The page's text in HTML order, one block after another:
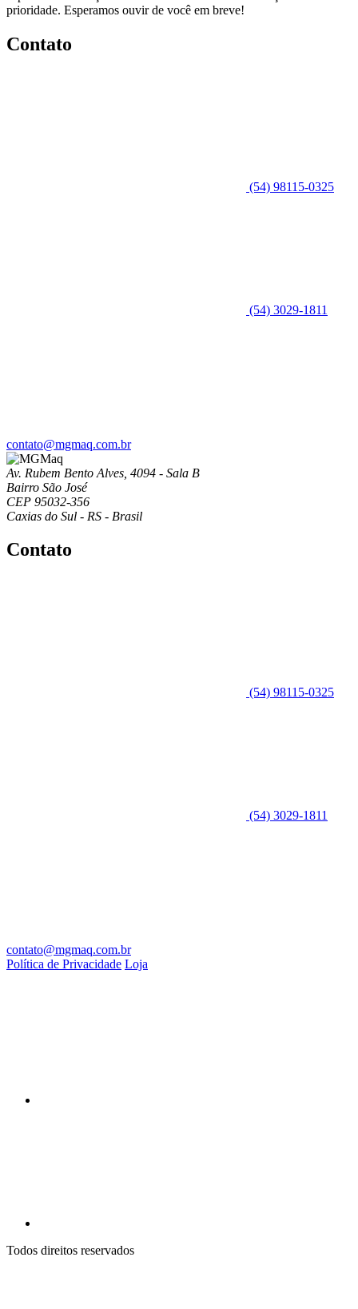
prioridade. Esperamos ouvir de você em breve!
Contato
(54) 98115-0325
(54) 3029-1811
contato@mgmaq.com.br
Av. Rubem Bento Alves, 4094 - Sala B
Bairro São José
CEP 95032-356
Caxias do Sul - RS - Brasil
Contato
(54) 98115-0325
(54) 3029-1811
contato@mgmaq.com.br
Política de Privacidade Loja
Todos direitos reservados